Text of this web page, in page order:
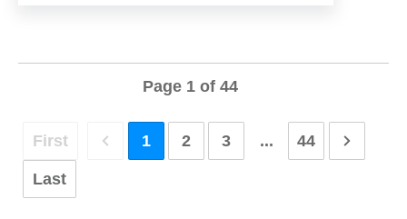
Page 1 of 44
First 1 2 3 ... 44
Last